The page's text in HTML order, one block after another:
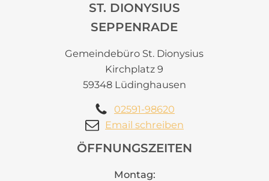
ST. DIONYSIUS
SEPPENRADE
Gemeindebüro St. Dionysius
Kirchplatz 9
59348 Lüdinghausen
02591-98620
Email schreiben
ÖFFNUNGSZEITEN
Montag: